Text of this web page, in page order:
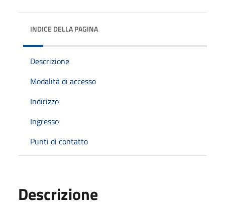
INDICE DELLA PAGINA
Descrizione
Modalità di accesso
Indirizzo
Ingresso
Punti di contatto
Descrizione